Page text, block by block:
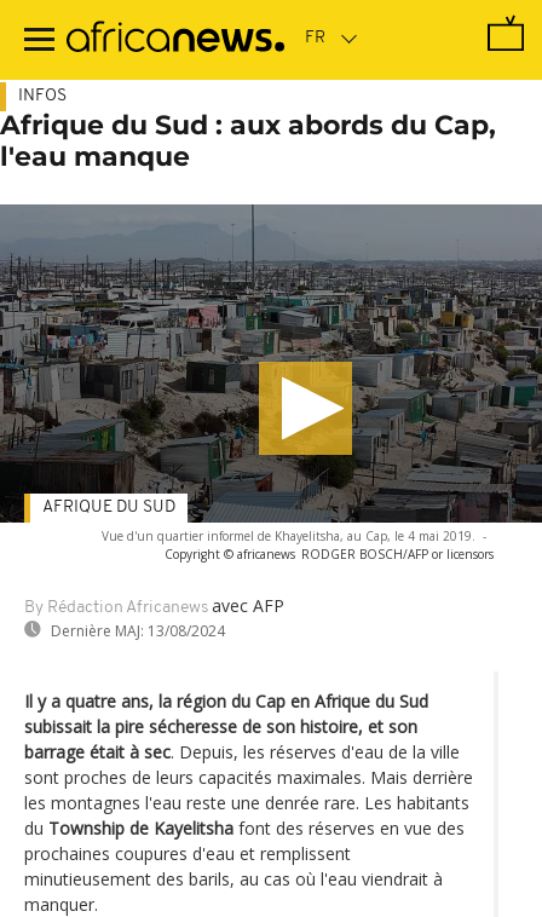
contenu
INFOS
Afrique du Sud : aux abords du Cap,
l'eau manque
Vue d'un quartier informel de Khayelitsha, au Cap, le 4 mai 2019. -
Copyright © africanews RODGER BOSCH/AFP or licensors
By Rédaction Africanews avec AFP
Dernière MAJ: 13/08/2024
AFRIQUE DU SUD
Il y a quatre ans, la région du Cap en Afrique du Sud
subissait la pire sécheresse de son histoire, et son
barrage était à sec. Depuis, les réserves d'eau de la ville
sont proches de leurs capacités maximales. Mais derrière
les montagnes l'eau reste une denrée rare. Les habitants
du Township de Kayelitsha font des réserves en vue des
prochaines coupures d'eau et remplissent
minutieusement des barils, au cas où l'eau viendrait à
manquer.